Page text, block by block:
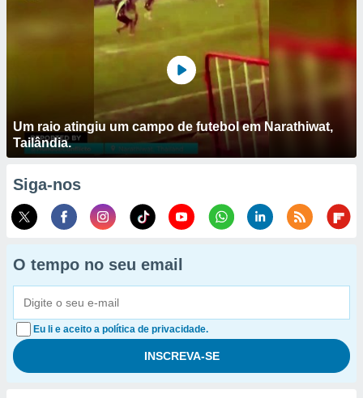
Um raio atingiu um campo de futebol em Narathiwat,
Tailândia.
Siga-nos
O tempo no seu email
Eu li e aceito a política de privacidade.